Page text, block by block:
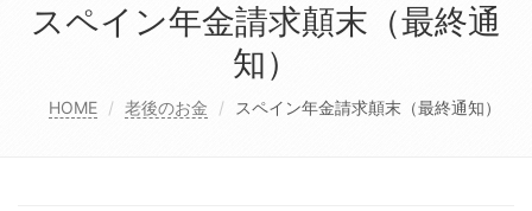
スペイン年金請求顛末（最終通
知）
HOME 老後のお金 スペイン年金請求顛末（最終通知）